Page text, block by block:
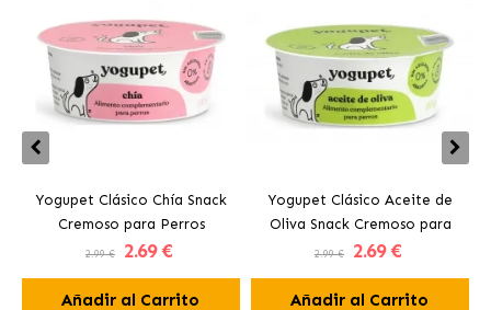
Yogupet Clásico Chía Snack
Cremoso para Perros
2.99 € 2.69 €
Añadir al Carrito
Yogupet Clásico Aceite de
Oliva Snack Cremoso para
Perros
2.99 € 2.69 €
Añadir al Carrito